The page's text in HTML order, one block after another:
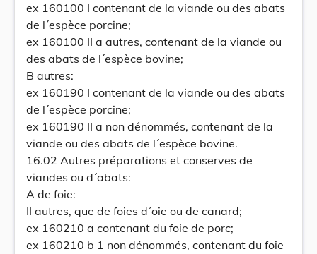
ex 160100 I contenant de la viande ou des abats
de l´espèce porcine;
ex 160100 II a autres, contenant de la viande ou
des abats de l´espèce bovine;
B autres:
ex 160190 I contenant de la viande ou des abats
de l´espèce porcine;
ex 160190 II a non dénommés, contenant de la
viande ou des abats de l´espèce bovine.
16.02 Autres préparations et conserves de
viandes ou d´abats:
A de foie:
II autres, que de foies d´oie ou de canard;
ex 160210 a contenant du foie de porc;
ex 160210 b 1 non dénommés, contenant du foie